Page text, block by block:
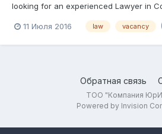
looking for an experienced Lawyer in
diploma from a well-regarded
11 Июля 2016 law vacancy
Обратная связь
ТОО "Компания
Powered by Invision